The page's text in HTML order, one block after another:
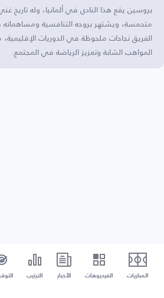
بروسين يقع هذا النادي في ألمانيا، وله تاريخ
متحمسة، ويشتهر بروحه التنافسية
الفريق نجاحات ملحوظة في الدوريات
المواهب الشابة وتعزيز الرياضة في المجتمع.
المباريات الفيديوهات الأخبار الترتيب